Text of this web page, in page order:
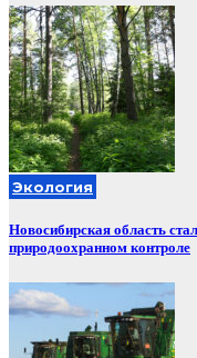
Экология
Новосибирская область
природоохранном контроле